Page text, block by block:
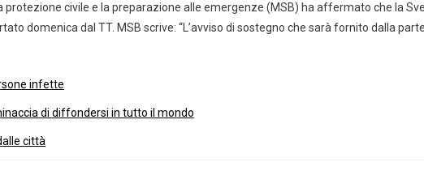
protezione civile e la preparazione alle emergenze (MSB) ha affermato che la
domenica dal TT. MSB scrive: “L’avviso di sostegno che sarà fornito dalla
infette
di diffondersi in tutto il mondo
città